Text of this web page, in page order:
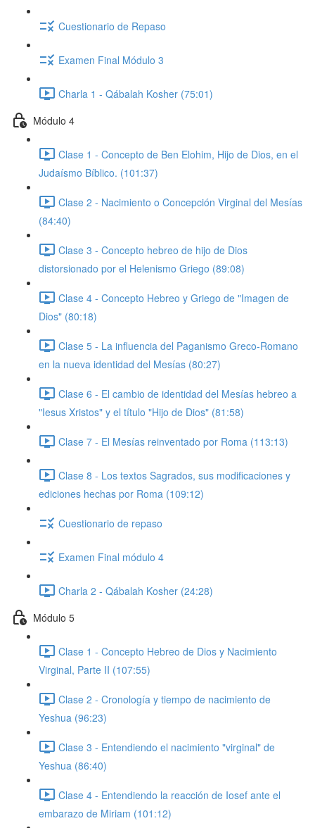
Cuestionario de Repaso
Examen Final Módulo 3
Charla 1 - Qábalah Kosher (75:01)
Módulo 4
Clase 1 - Concepto de Ben Elohim, Hijo de Dios, en el
Judaísmo Bíblico. (101:37)
Clase 2 - Nacimiento o Concepción Virginal del Mesías
(84:40)
Clase 3 - Concepto hebreo de hijo de Dios
distorsionado por el Helenismo Griego (89:08)
Clase 4 - Concepto Hebreo y Griego de "Imagen de
Dios" (80:18)
Clase 5 - La influencia del Paganismo Greco-Romano
en la nueva identidad del Mesías (80:27)
Clase 6 - El cambio de identidad del Mesías hebreo a
"Iesus Xristos" y el título "Hijo de Dios" (81:58)
Clase 7 - El Mesías reinventado por Roma (113:13)
Clase 8 - Los textos Sagrados, sus modificaciones y
ediciones hechas por Roma (109:12)
Cuestionario de repaso
Examen Final módulo 4
Charla 2 - Qábalah Kosher (24:28)
Módulo 5
Clase 1 - Concepto Hebreo de Dios y Nacimiento
Virginal, Parte II (107:55)
Clase 2 - Cronología y tiempo de nacimiento de
Yeshua (96:23)
Clase 3 - Entendiendo el nacimiento "virginal" de
Yeshua (86:40)
Clase 4 - Entendiendo la reacción de Iosef ante el
embarazo de Miriam (101:12)